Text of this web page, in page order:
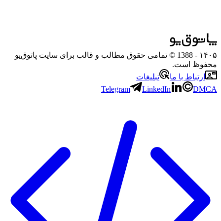
۱۴۰۵
- 1388 © تمامی حقوق مطالب و قالب برای سایت پاتوق‌یو
محفوظ است.
ارتباط با ما
تبلیغات
Telegram
LinkedIn DMCA